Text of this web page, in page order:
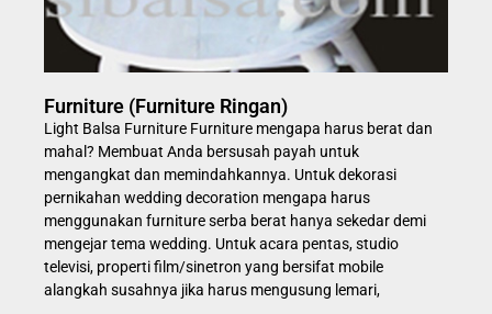
Furniture (Furniture Ringan)
Light Balsa Furniture Furniture mengapa harus berat dan
mahal? Membuat Anda bersusah payah untuk
mengangkat dan memindahkannya. Untuk dekorasi
pernikahan wedding decoration mengapa harus
menggunakan furniture serba berat hanya sekedar demi
mengejar tema wedding. Untuk acara pentas, studio
televisi, properti film/sinetron yang bersifat mobile
alangkah susahnya jika harus mengusung lemari,